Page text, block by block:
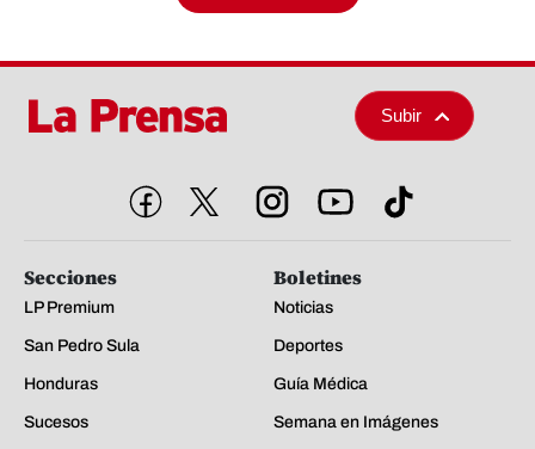
Subir
Secciones
LP Premium
San Pedro Sula
Honduras
Sucesos
Boletines
Noticias
Deportes
Guía Médica
Semana en Imágenes